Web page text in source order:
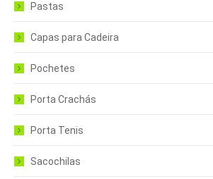
Pastas
Capas para Cadeira
Pochetes
Porta Crachás
Porta Tenis
Sacochilas